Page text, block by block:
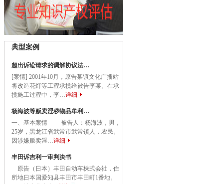
“三坚持”做深做实地方财政运行分…
急管理综合行政执法有关事项的通知
促进民营经济发展壮大的意见
于促进民营经济发展壮大的意见》
门关于做好2023年降成本重点工作
项目经济评价方法与参数（修订建
典型案例
超出诉讼请求的调解协议法…
[案情] 2001年10月，原告某镇文化广播站
将改造花灯等工程承揽给被告李某。在承
揽施工过程中，李…详细
杨海波等贩卖淫秽物品牟利…
一、基本案情 被告人：杨海波，男，
25岁，黑龙江省武常市武常镇人，农民。
因涉嫌贩卖淫…详细
丰田诉吉利一审判决书
原告（日本）丰田自动车株式会社，住
所地日本国爱知县丰田市丰田町1番地。